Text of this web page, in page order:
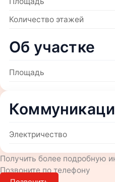
Количество этажей
Об участке
Площадь
Электричество
Получить более подробную
Позвоните по телефону